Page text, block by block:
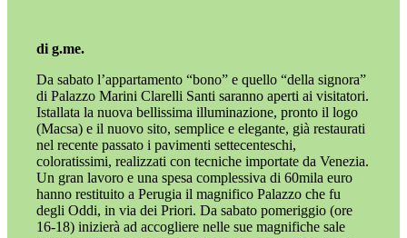
di g.me.
Da sabato l’appartamento “bono” e quello “della signora”
di Palazzo Marini Clarelli Santi saranno aperti ai visitatori.
Istallata la nuova bellissima illuminazione, pronto il logo
(Macsa) e il nuovo sito, semplice e elegante, già restaurati
nel recente passato i pavimenti settecenteschi,
coloratissimi, realizzati con tecniche importate da Venezia.
Un gran lavoro e una spesa complessiva di 60mila euro
hanno restituito a Perugia il magnifico Palazzo che fu
degli Oddi, in via dei Priori. Da sabato pomeriggio (ore
16-18) inizierà ad accogliere nelle sue magnifiche sale